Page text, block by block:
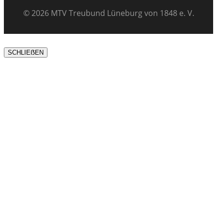
© 2026 MTV Treubund Lüneburg von 1848 e. V.
SCHLIEẞEN